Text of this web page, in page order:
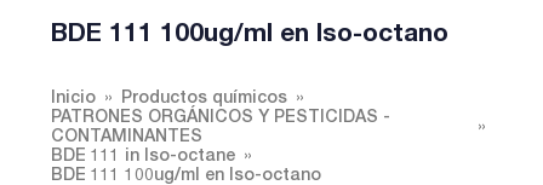
BDE 111 100ug/ml en Iso-octano
Inicio
Productos químicos
PATRONES ORGÁNICOS Y PESTICIDAS -
CONTAMINANTES
BDE 111 in Iso-octane
BDE 111 100ug/ml en Iso-octano